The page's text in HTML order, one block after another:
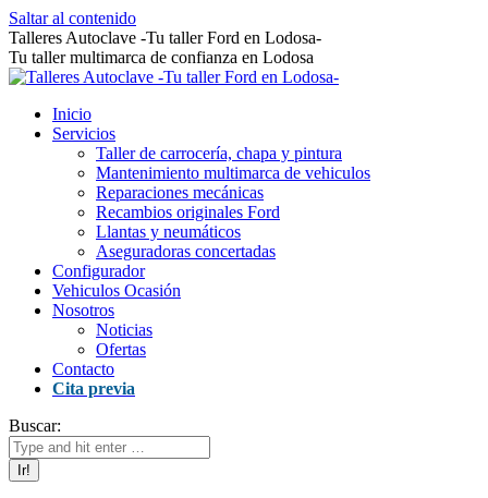
Saltar al contenido
Talleres Autoclave -Tu taller Ford en Lodosa-
Tu taller multimarca de confianza en Lodosa
Inicio
Servicios
Taller de carrocería, chapa y pintura
Mantenimiento multimarca de vehiculos
Reparaciones mecánicas
Recambios originales Ford
Llantas y neumáticos
Aseguradoras concertadas
Configurador
Vehiculos Ocasión
Nosotros
Noticias
Ofertas
Contacto
Cita previa
Buscar: